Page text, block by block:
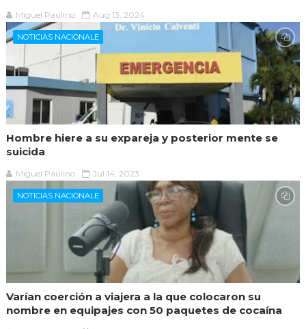
Miguel Paulino Aug 13, 2024
NOTICIAS NACIONALE
Hombre hiere a su expareja y posterior mente se
suicida
Miguel Paulino Jul 14, 2023
NOTICIAS NACIONALE
Varían coerción a viajera a la que colocaron su
nombre en equipajes con 50 paquetes de cocaína